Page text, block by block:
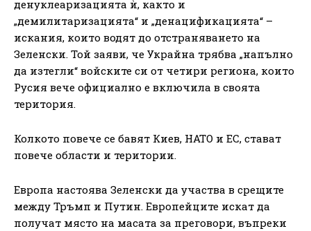
денуклеаризацията ѝ, както и
„демилитаризацията“ и „денацификацията“ –
искания, които водят до отстраняването на
Зеленски. Той заяви, че Украйна трябва „напълно
да изтегли“ войските си от четири региона, които
Русия вече официално е включила в своята
територия.
Колкото повече се бавят Киев, НАТО и ЕС, стават
повече области и територии.
Европа настоява Зеленски да участва в срещите
между Тръмп и Путин. Европейците искат да
получат място на масата за преговори, въпреки